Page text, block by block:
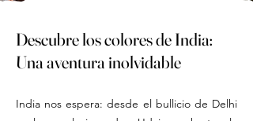
Descubre los colores de India:
Una aventura inolvidable
India nos espera: desde el bullicio de Delhi